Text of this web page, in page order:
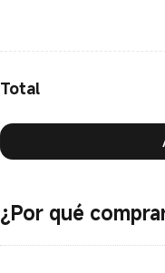
Total
¿Por qué